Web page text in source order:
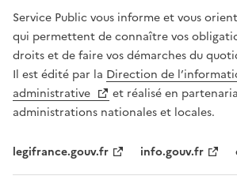
Service Public vous informe et vous
qui permettent de connaître vos
droits et de faire vos démarches du
Il est édité par la Direction de
administrative
et réalisé en
administrations nationales et locales.
legifrance.gouv.fr info.gouv.fr